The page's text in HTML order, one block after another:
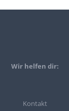
Wir helfen dir:
Kontakt